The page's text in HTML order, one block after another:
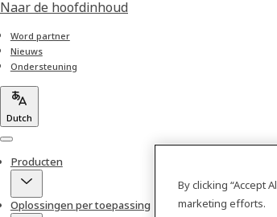
Naar de hoofdinhoud
Word partner
Nieuws
Ondersteuning
Dutch
Menu
Producten
Oplossingen per toepassing
By clicking “Accept
marketing efforts.